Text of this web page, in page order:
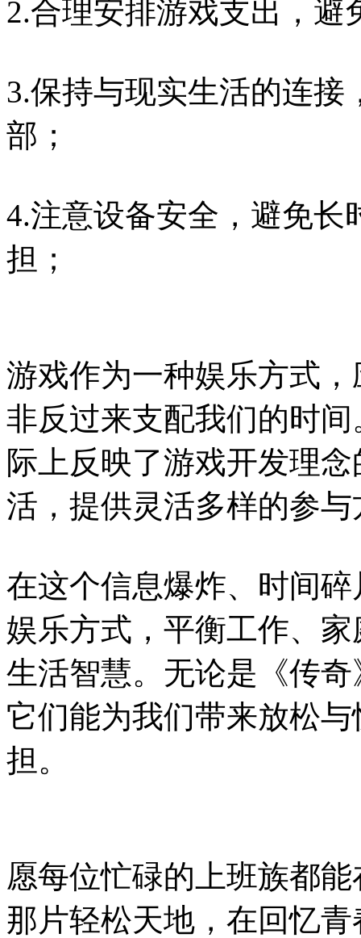
2.合理安排游戏支出，避
3.保持与现实生活的连
部；
4.注意设备安全，避免长
担；
游戏作为一种娱乐方式
非反过来支配我们的时
际上反映了游戏开发理
活，提供灵活多样的参与
在这个信息爆炸、时间
娱乐方式，平衡工作、
生活智慧。无论是《传
它们能为我们带来放松
担。
愿每位忙碌的上班族都
那片轻松天地，在回忆